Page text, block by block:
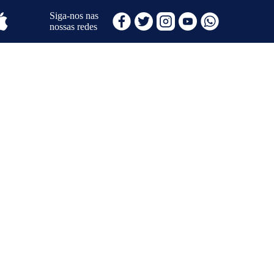
Siga-nos nas
nossas redes